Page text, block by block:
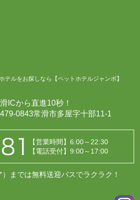
ルをお探しなら【ペットホテルジャンボ】
ICから直進10秒！
0843常滑市多屋字十部11-1
【営業時間】6:00～22:30
【電話受付】9:00～17:00
までは無料送迎バスでラクラク！